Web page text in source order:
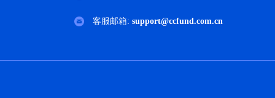
客服邮箱: support@ccfund.com.cn